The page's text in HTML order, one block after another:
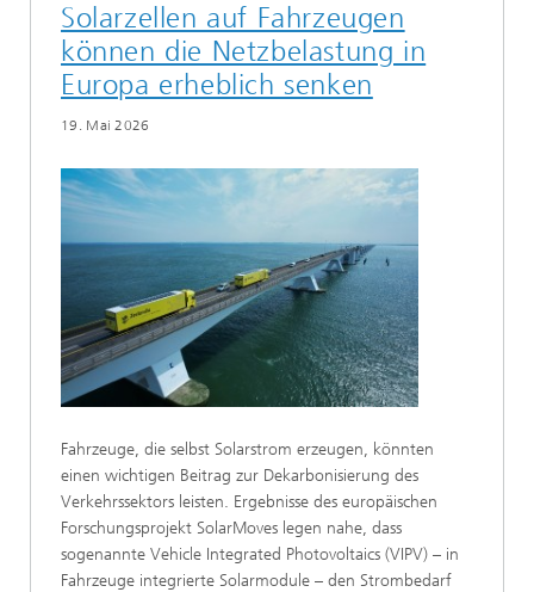
Solarzellen auf Fahrzeugen
können die Netzbelastung in
Europa erheblich senken
19. Mai 2026
Fahrzeuge, die selbst Solarstrom erzeugen, könnten
einen wichtigen Beitrag zur Dekarbonisierung des
Verkehrssektors leisten. Ergebnisse des europäischen
Forschungsprojekt SolarMoves legen nahe, dass
sogenannte Vehicle Integrated Photovoltaics (VIPV) – in
Fahrzeuge integrierte Solarmodule – den Strombedarf